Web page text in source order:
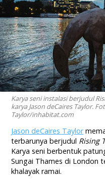
Karya seni instalasi berjudul
karya Jason deCaires Taylor.
Taylor/inhabitat.com
Jason deCaires Taylor
terbarunya berjudul Rising
Karya seni berbentuk
Sungai Thames di London
khalayak ramai.